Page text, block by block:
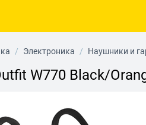
/ Электроника / Наушники и
W770 Black/